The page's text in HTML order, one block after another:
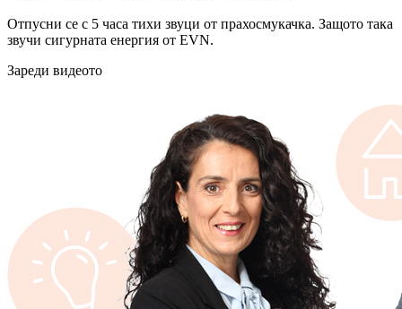
Отпусни се с 5 часа тихи звуци от прахосмукачка. Защото така
звучи сигурната енергия от EVN.
Зареди видеото